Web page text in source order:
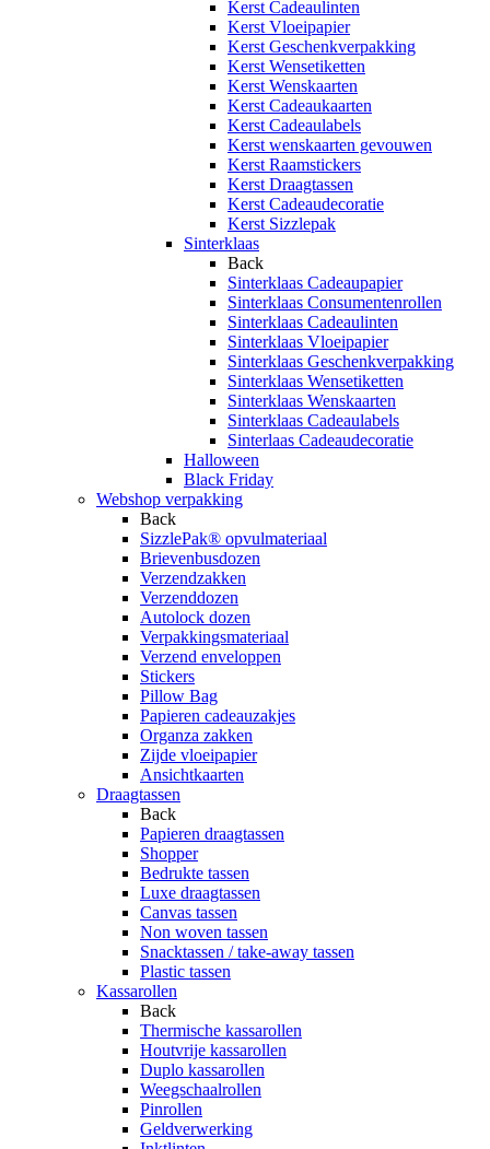
Kerst Cadeaulinten
Kerst Vloeipapier
Kerst Geschenkverpakking
Kerst Wensetiketten
Kerst Wenskaarten
Kerst Cadeaukaarten
Kerst Cadeaulabels
Kerst wenskaarten gevouwen
Kerst Raamstickers
Kerst Draagtassen
Kerst Cadeaudecoratie
Kerst Sizzlepak
Sinterklaas
Back
Sinterklaas Cadeaupapier
Sinterklaas Consumentenrollen
Sinterklaas Cadeaulinten
Sinterklaas Vloeipapier
Sinterklaas Geschenkverpakking
Sinterklaas Wensetiketten
Sinterklaas Wenskaarten
Sinterklaas Cadeaulabels
Sinterlaas Cadeaudecoratie
Halloween
Black Friday
Webshop verpakking
Back
SizzlePak® opvulmateriaal
Brievenbusdozen
Verzendzakken
Verzenddozen
Autolock dozen
Verpakkingsmateriaal
Verzend enveloppen
Stickers
Pillow Bag
Papieren cadeauzakjes
Organza zakken
Zijde vloeipapier
Ansichtkaarten
Draagtassen
Back
Papieren draagtassen
Shopper
Bedrukte tassen
Luxe draagtassen
Canvas tassen
Non woven tassen
Snacktassen / take-away tassen
Plastic tassen
Kassarollen
Back
Thermische kassarollen
Houtvrije kassarollen
Duplo kassarollen
Weegschaalrollen
Pinrollen
Geldverwerking